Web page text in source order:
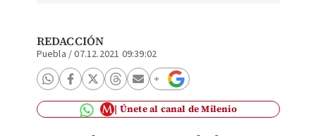
REDACCIÓN
Puebla /07.12.2021 09:39:02
Únete al canal de Milenio